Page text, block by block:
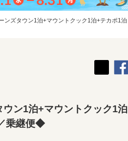
ズタウン1泊+マウントクック1泊+テカポ1泊
ン1泊+マウントクック1泊
乗継便◆